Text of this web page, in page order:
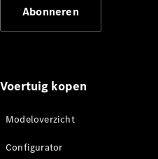
Marco Polo
Abonneren
Voertuig kopen
Modeloverzicht
Configurator